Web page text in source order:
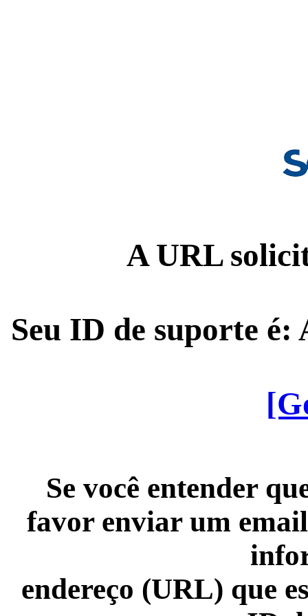
A URL
Seu ID de suporte é:
Se você entender
favor enviar um
endereço (URL) que